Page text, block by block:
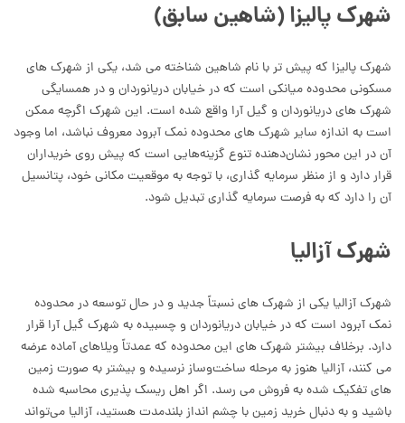
شهرک پالیزا (شاهین سابق)
شهرک پالیزا که پیش تر با نام شاهین شناخته می شد، یکی از شهرک های
مسکونی محدوده میانکی است که در خیابان دریانوردان و در همسایگی
شهرک های دریانوردان و گیل آرا واقع شده است. این شهرک اگرچه ممکن
است به اندازه سایر شهرک های محدوده نمک آبرود معروف نباشد، اما وجود
آن در این محور نشان‌دهنده تنوع گزینه‌هایی است که پیش روی خریداران
قرار دارد و از منظر سرمایه گذاری، با توجه به موقعیت مکانی خود، پتانسیل
آن را دارد که به فرصت سرمایه گذاری تبدیل شود.
شهرک آزالیا
شهرک آزالیا یکی از شهرک های نسبتاً جدید و در حال توسعه در محدوده
نمک آبرود است که در خیابان دریانوردان و چسبیده به شهرک گیل آرا قرار
دارد. برخلاف بیشتر شهرک های این محدوده که عمدتاً ویلاهای آماده عرضه
می کنند، آزالیا هنوز به مرحله ساخت‌وساز نرسیده و بیشتر به صورت زمین
های تفکیک شده به فروش می رسد. اگر اهل ریسک پذیری محاسبه شده
باشید و به دنبال خرید زمین با چشم انداز بلندمدت هستید، آزالیا می‌تواند